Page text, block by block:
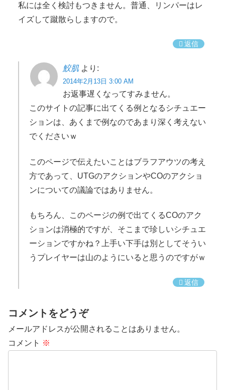
私には全く検討もつきません。普通、リンパーはレ
イズして蹴散らしますので。
返信
鮫肌 より:
2014年2月13日 3:00 AM
お返事遅くなってすみません。
このサイトの記事に出てくる例となるシチュエー
ションは、あくまで例なのであまり深く考えない
でくださいｗ
このページで伝えたいことはブラフアウツの考え
方であって、UTGのアクションやCOのアクショ
ンについての議論ではありません。
もちろん、このページの例で出てくるCOのアク
ションは消極的ですが、そこまで珍しいシチュエ
ーションですかね？上手い下手は別としてそうい
うプレイヤーは山のようにいると思うのですがｗ
返信
コメントをどうぞ
メールアドレスが公開されることはありません。
コメント ※